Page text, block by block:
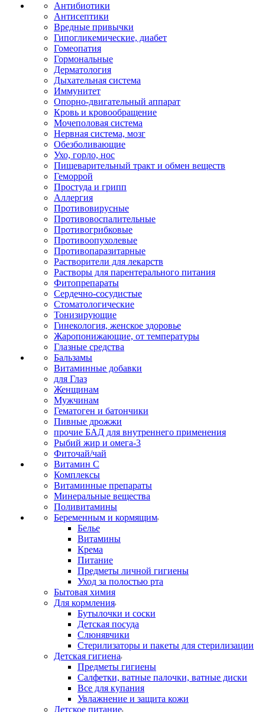
Антибиотики
Антисептики
Вредные привычки
Гипогликемические, диабет
Гомеопатия
Гормональные
Дерматология
Дыхательная система
Иммунитет
Опорно-двигательный аппарат
Кровь и кровообращение
Мочеполовая система
Нервная система, мозг
Обезболивающие
Ухо, горло, нос
Пищеварительный тракт и обмен веществ
Геморрой
Простуда и грипп
Аллергия
Противовирусные
Противовоспалительные
Противогрибковые
Противоопухолевые
Противопаразитарные
Растворители для лекарств
Растворы для парентерального питания
Фитопрепараты
Сердечно-сосудистые
Стоматологические
Тонизирующие
Гинекология, женское здоровье
Жаропонижающие, от температуры
Глазные средства
Бальзамы
Витаминные добавки
для Глаз
Женщинам
Мужчинам
Гематоген и батончики
Пивные дрожжи
прочие БАД для внутреннего применения
Рыбий жир и омега-3
Фиточай/чай
Витамин С
Комплексы
Витаминные препараты
Минеральные вещества
Поливитамины
Беременным и кормящим
Белье
Витамины
Крема
Питание
Предметы личной гигиены
Уход за полостью рта
Бытовая химия
Для кормления
Бутылочки и соски
Детская посуда
Слюнявчики
Стерилизаторы и пакеты для стерилизации
Детская гигиена
Предметы гигиены
Салфетки, ватные палочки, ватные диски
Все для купания
Увлажнение и защита кожи
Детское питание